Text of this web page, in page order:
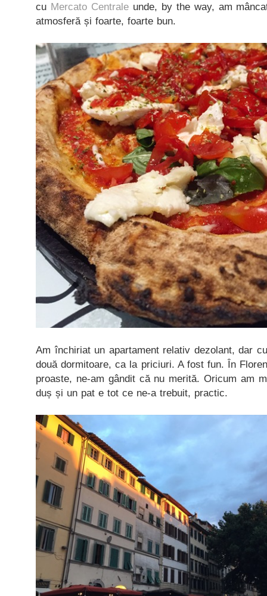
cu Mercato Centraleunde, by the way, am
atmosferă și foarte, foarte bun.
Am închiriat un apartament relativ dezolant, dar
două dormitoare, ca la priciuri. A fost fun. În
proaste, ne-am gândit că nu merită. Oricum am
duș și un pat e tot ce ne-a trebuit, practic.